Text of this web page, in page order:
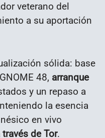
veterano del
a su aportación
sólida: base
48, arranque
y un repaso a
la esencia
en vivo
de Tor.